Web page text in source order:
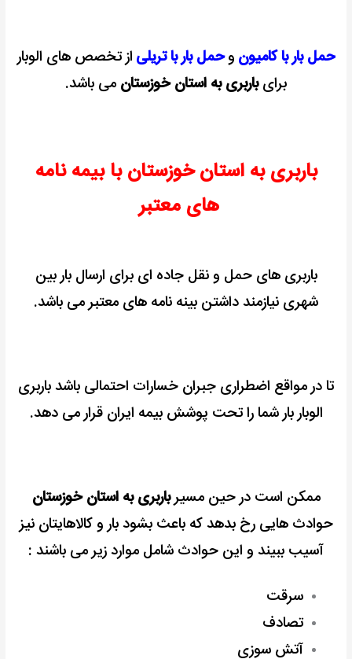
حمل بار با کامیون وحمل بار با تریلی از تخصص های الوبار
برایباربری به استان خوزستان می باشد.
باربری به استان خوزستان با بیمه نامه
های معتبر
باربری های حمل و نقل جاده ای برای ارسال بار بین
شهری نیازمند داشتن بینه نامه های معتبر می باشد.
تا در مواقع اضطراری جبران خسارات احتمالی باشد باربری
الوبار بار شما را تحت پوشش بیمه ایران قرار می دهد.
ممکن است در حین مسیرباربری به استان خوزستان
حوادث هایی رخ بدهد که باعث بشود بار و کالاهایتان نیز
آسیب ببیند و این حوادث شامل موارد زیر می باشند :
سرقت
تصادف
آتش سوزی